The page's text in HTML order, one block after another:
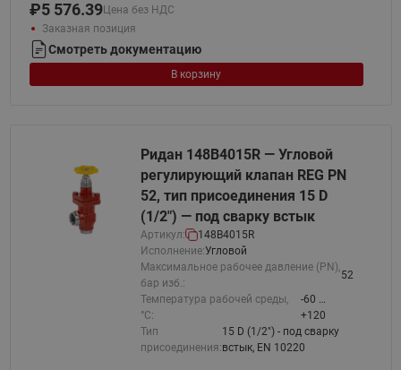
₽5 576.39Цена без НДС
Заказная позиция
Смотреть документацию
В корзину
Ридан 148B4015R — Угловой
регулирующий клапан REG PN
52, тип присоединения 15 D
(1/2") — под сварку встык
Артикул:
148B4015R
Исполнение:Угловой
Максимальное рабочее давление (PN),
бар изб.:
52
Температура рабочей среды,
°С:
-60 …
+120
Тип
присоединения:
15 D (1/2") - под сварку
встык, EN 10220